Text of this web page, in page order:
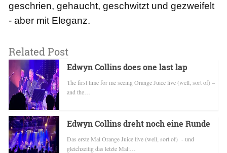
geschrien, gehaucht, geschwitzt und gezweifelt
- aber mit Eleganz.
Related Post
Edwyn Collins does one last lap
The first time for me seeing Orange Juice live (well, sort of) –
and the…
Edwyn Collins dreht noch eine Runde
Das erste Mal Orange Juice live (well, sort of) - und
gleichzeitig das letzte Mal:…